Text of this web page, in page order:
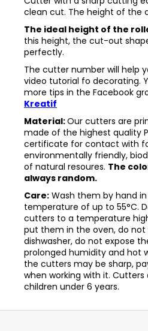
clean cut. The height of the
The ideal height of the
this height, the cut-out
perfectly.
The cutter number will help
video tutorial fo decorating.
more tips in the Facebook
Kreatif
Material:Our cutters are
made of the highest quality
certificate for contact with
environmentally friendly,
of natural resoures. The
always random.
Care: Wash them by hand
temperature of up to 55°C.
cutters to a temperature
put them in the oven, do
dishwasher, do not expose
prolonged humidity and hot
the cutters may be sharp,
when working with it.
children under 6 years.
Z